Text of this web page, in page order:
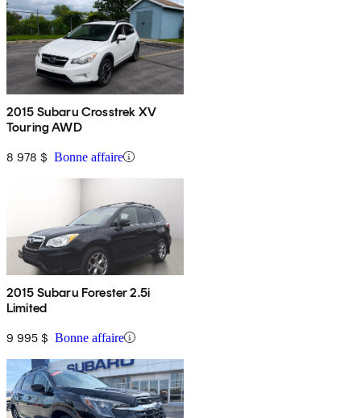
2015 Subaru Crosstrek XV
Touring AWD
8 978 $ Bonne affaire
2015 Subaru Forester 2.5i
Limited
9 995 $ Bonne affaire